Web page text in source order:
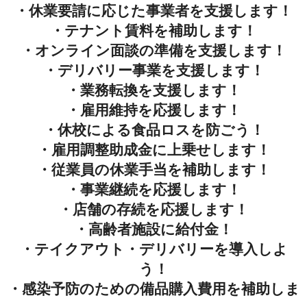
・休業要請に応じた事業者を支援します！
・テナント賃料を補助します！
・オンライン面談の準備を支援します！
・デリバリー事業を支援します！
・業務転換を支援します！
・雇用維持を応援します！
・休校による食品ロスを防ごう！
・雇用調整助成金に上乗せします！
・従業員の休業手当を補助します！
・事業継続を応援します！
・店舗の存続を応援します！
・高齢者施設に給付金！
・テイクアウト・デリバリーを導入しよ
う！
・感染予防のための備品購入費用を補助しま